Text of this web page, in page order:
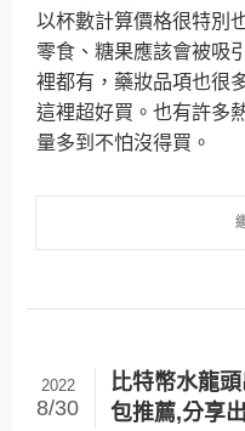
以杯數計算價格很特別
零食、糖果應該會被吸
裡都有，藥妝品項也很
這裡超好買。也有許多
量多到不怕沒得買。
比特幣水龍
包推薦,分享
2022
8/30